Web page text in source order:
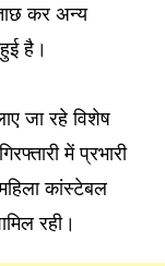
कर अन्य
है।
जा रहे विशेष
में प्रभारी
कांस्टेबल
रही।